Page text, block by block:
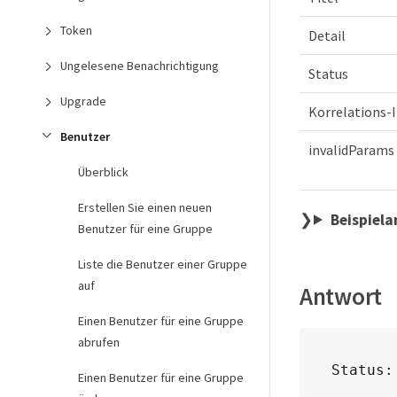
Token
Ungelesene Benachrichtigung
Upgrade
Benutzer
Überblick
Erstellen Sie einen neuen
Benutzer für eine Gruppe
Liste die Benutzer einer Gruppe
auf
Einen Benutzer für eine Gruppe
abrufen
Einen Benutzer für eine Gruppe
Detail
Status
Korrelations-
invalidParams
Antwort
Status: